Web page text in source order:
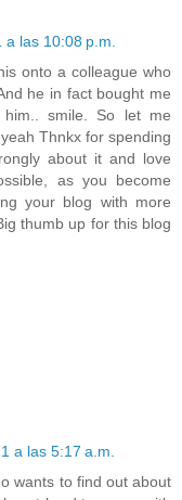
las 10:08 p.m.
onto a colleague who
he in fact bought me
smile. So let me
Thnkx for spending
about it and love
as you become
your blog with more
thumb up for this blog
a las 5:17 a.m.
wants to find out about